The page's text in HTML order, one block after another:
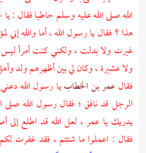
الله صلى الله عليه وسلمحاطبافقال : يا
هذا ؟ فقال يا رسول الله ، أما والله إني
غيرت ولا بدلت ، ولكني كنت أمرأ
ولا عشيرة ، وكان لي بين أظهرهم ولد
فقالعمر بن الخطابيا رسول الله
الرجل قد نافق ؛ فقال رسول الله صلى
يدريك يا عمر، لعل الله قد اطلع
فقال : اعملوا ما شئتم ، فقد غفرت لكم